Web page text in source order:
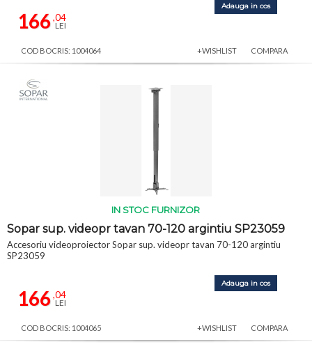
166,04
LEI
Adauga in cos
COD BOCRIS: 1004064 +WISHLIST COMPARA
IN STOC FURNIZOR
Sopar sup. videopr tavan 70-120 argintiu SP23059
Accesoriu videoproiector Sopar sup. videopr tavan 70-120 argintiu
SP23059
166,04
LEI
Adauga in cos
COD BOCRIS: 1004065 +WISHLIST COMPARA